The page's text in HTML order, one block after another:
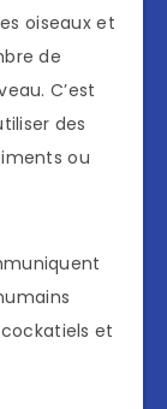
oiseaux et
de
C’est
des
ou
et